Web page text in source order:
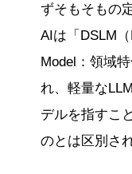
ずそもそもの
AIは「DSLM
Model：領域
れ、軽量な
デルを指すこ
のとは区別さ